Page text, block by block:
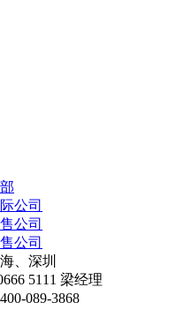
公司
公司
公司
、深圳
5111 梁经理
089-3868